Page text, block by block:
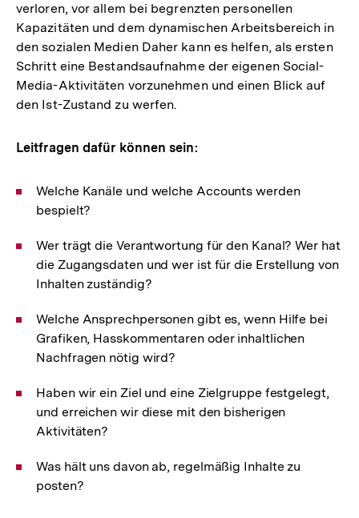
verloren, vor allem bei begrenzten personellen
Kapazitäten und dem dynamischen Arbeitsbereich in
den sozialen Medien Daher kann es helfen, als ersten
Schritt eine Bestandsaufnahme der eigenen Social-
Media-Aktivitäten vorzunehmen und einen Blick auf
den Ist-Zustand zu werfen.
Leitfragen dafür können sein:
Welche Kanäle und welche Accounts werden
bespielt?
Wer trägt die Verantwortung für den Kanal? Wer hat
die Zugangsdaten und wer ist für die Erstellung von
Inhalten zuständig?
Welche Ansprechpersonen gibt es, wenn Hilfe bei
Grafiken, Hasskommentaren oder inhaltlichen
Nachfragen nötig wird?
Haben wir ein Ziel und eine Zielgruppe festgelegt,
und erreichen wir diese mit den bisherigen
Aktivitäten?
Was hält uns davon ab, regelmäßig Inhalte zu
posten?